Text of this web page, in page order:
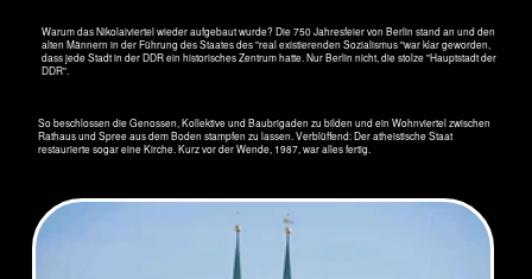
April 2020
Mühlendammschleuse vom Rolandsufer aus gesehen
Museumshafen